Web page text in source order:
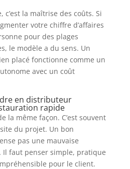
c’est la maîtrise des coûts. Si
votre chiffre d’affaires
pour des plages
le modèle a du sens. Un
placé fonctionne comme un
avec un coût
en distributeur
rapide
la même façon. C’est souvent
du projet. Un bon
pas une mauvaise
Il faut penser simple, pratique
pour le client.